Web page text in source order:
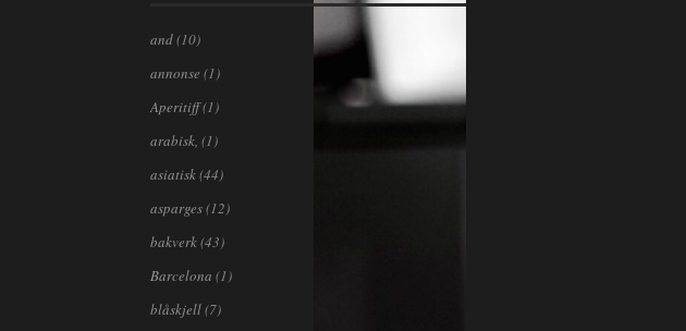
and(10)
annonse (1)
Aperitiff(1)
arabisk, (1)
asiatisk(44)
asparges(12)
bakverk(43)
Barcelona (1)
blåskjell(7)